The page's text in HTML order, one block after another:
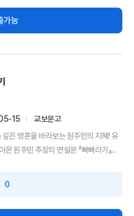
가능
15
교보문고
은 영혼을 바라보는 원주민의 지혜! 유
온 원주민 추장의 연설문 『빠빠라기』...
0